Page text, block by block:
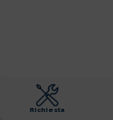
Richiesta